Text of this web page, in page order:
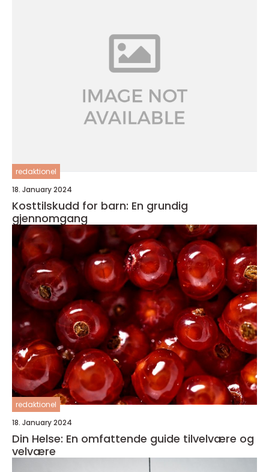
redaktionel
18. January 2024
Kosttilskudd for barn: En grundig
gjennomgang
redaktionel
18. January 2024
Din Helse: En omfattende guide tilvelvære og
velvære